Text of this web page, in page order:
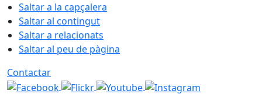
Saltar a la capçalera
Saltar al contingut
Saltar a relacionats
Saltar al peu de pàgina
Contactar